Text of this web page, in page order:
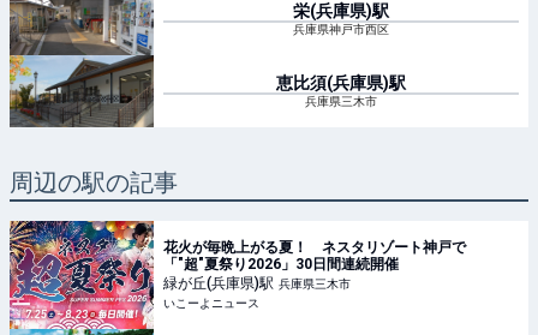
栄(兵庫県)駅
兵庫県神戸市西区
恵比須(兵庫県)駅
兵庫県三木市
周辺の駅の記事
花火が毎晩上がる夏！ ネスタリゾート神戸で
「"超"夏祭り2026」30日間連続開催
緑が丘(兵庫県)駅 兵庫県三木市
いこーよニュース